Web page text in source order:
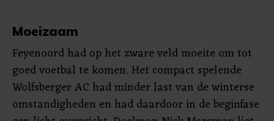
Moeizaam
Feyenoord had op het zware veld moeite om tot
goed voetbal te komen. Het compact spelende
Wolfsberger AC had minder last van de winterse
omstandigheden en had daardoor in de beginfase